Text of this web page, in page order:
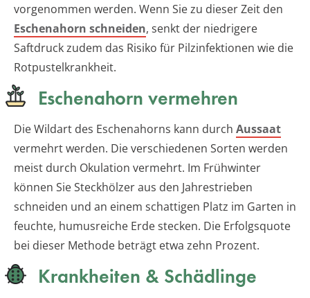
vorgenommen werden. Wenn Sie zu dieser Zeit den
Eschenahorn schneiden, senkt der niedrigere
Saftdruck zudem das Risiko für Pilzinfektionen wie die
Rotpustelkrankheit.
Eschenahorn vermehren
Die Wildart des Eschenahorns kann durch Aussaat
vermehrt werden. Die verschiedenen Sorten werden
meist durch Okulation vermehrt. Im Frühwinter
können Sie Steckhölzer aus den Jahrestrieben
schneiden und an einem schattigen Platz im Garten in
feuchte, humusreiche Erde stecken. Die Erfolgsquote
bei dieser Methode beträgt etwa zehn Prozent.
Krankheiten & Schädlinge